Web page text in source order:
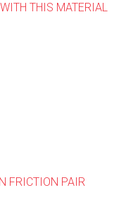
THIS MATERIAL
FRICTION PAIR